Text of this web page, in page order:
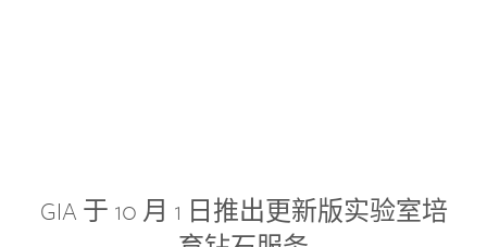
GIA 于 10 月 1 日推出更新版实验室培